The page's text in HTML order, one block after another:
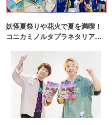
妖怪夏祭りや花火で夏を満喫！
コニカミノルタプラネタリア